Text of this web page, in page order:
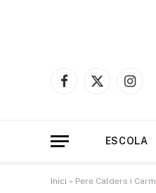
Facebook
X
ESCOLA
Inici » Pere Calders i